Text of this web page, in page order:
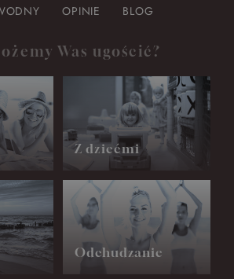
OPINIE BLOG
Was ugościć?
Z dziećmi
Odchudzanie